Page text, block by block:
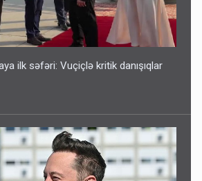
ilk səfəri: Vuçiçlə kritik danışıqlar